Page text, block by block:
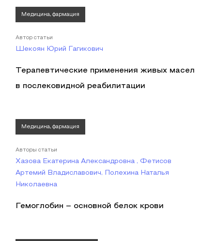
Медицина, фармация
Автор статьи
Шекоян Юрий Гагикович
Терапевтические применения живых масел
в послековидной реабилитации
Медицина, фармация
Авторы статьи
Хазова Екатерина Александровна , Фетисов
Артемий Владиславович, Полехина Наталья
Николаевна
Гемоглобин – основной белок крови